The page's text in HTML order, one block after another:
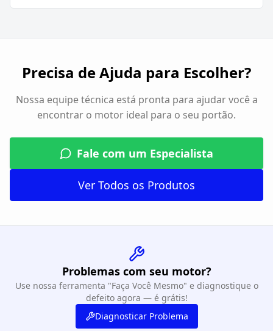
Precisa de Ajuda para Escolher?
Nossa equipe técnica está pronta para ajudar você a
encontrar o motor ideal para o seu portão.
Fale com um Especialista
Ver Todos os Produtos
Problemas com seu motor?
Use nossa ferramenta "Faça Você Mesmo" e diagnostique o
defeito agora — é grátis!
Diagnosticar Problema